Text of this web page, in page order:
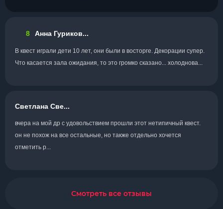
8 Анна Гуриков...
В квест играли дети 10 лет, они были в восторге. Декорации супер.
Что касается зала ожидания, то это громко сказано... холоднова...
Светлана Све...
вчера на мой др с удовольствием прошли этот нетипичный квест.
он не похож на все остальные, но также отдельно хочется
отметить р...
Смотреть все отзывы